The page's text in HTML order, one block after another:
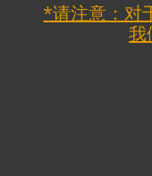
*请注意：对
我